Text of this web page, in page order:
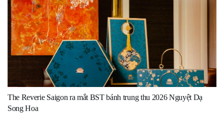
The Reverie Saigon ra mắt BST bánh trung thu 2026 Nguyệt Dạ
Song Hoa